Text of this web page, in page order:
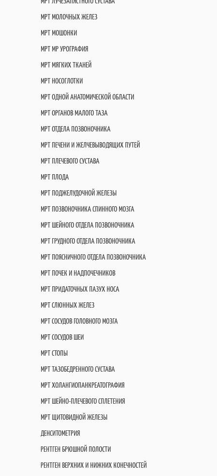
МРТ МОЛОЧНЫХ ЖЕЛЕЗ
МРТ МОШОНКИ
МРТ МР УРОГРАФИЯ
МРТ МЯГКИХ ТКАНЕЙ
МРТ НОСОГЛОТКИ
МРТ ОДНОЙ АНАТОМИЧЕСКОЙ ОБЛАСТИ
МРТ ОРГАНОВ МАЛОГО ТАЗА
МРТ ОТДЕЛА ПОЗВОНОЧНИКА
МРТ ПЕЧЕНИ И ЖЕЛЧЕВЫВОДЯЩИХ ПУТЕЙ
МРТ ПЛЕЧЕВОГО СУСТАВА
МРТ ПЛОДА
МРТ ПОДЖЕЛУДОЧНОЙ ЖЕЛЕЗЫ
МРТ ПОЗВОНОЧНИКА СПИННОГО МОЗГА
МРТ ШЕЙНОГО ОТДЕЛА ПОЗВОНОЧНИКА
МРТ ГРУДНОГО ОТДЕЛА ПОЗВОНОЧНИКА
МРТ ПОЯСНИЧНОГО ОТДЕЛА ПОЗВОНОЧНИКА
МРТ ПОЧЕК И НАДПОЧЕЧНИКОВ
МРТ ПРИДАТОЧНЫХ ПАЗУХ НОСА
МРТ СЛЮННЫХ ЖЕЛЕЗ
МРТ СОСУДОВ ГОЛОВНОГО МОЗГА
МРТ СОСУДОВ ШЕИ
МРТ СТОПЫ
МРТ ТАЗОБЕДРЕННОГО СУСТАВА
МРТ ХОЛАНГИОПАНКРЕАТОГРАФИЯ
МРТ ШЕЙНО-ПЛЕЧЕВОГО СПЛЕТЕНИЯ
МРТ ЩИТОВИДНОЙ ЖЕЛЕЗЫ
ДЕНСИТОМЕТРИЯ
РЕНТГЕН БРЮШНОЙ ПОЛОСТИ
РЕНТГЕН ВЕРХНИХ И НИЖНИХ КОНЕЧНОСТЕЙ